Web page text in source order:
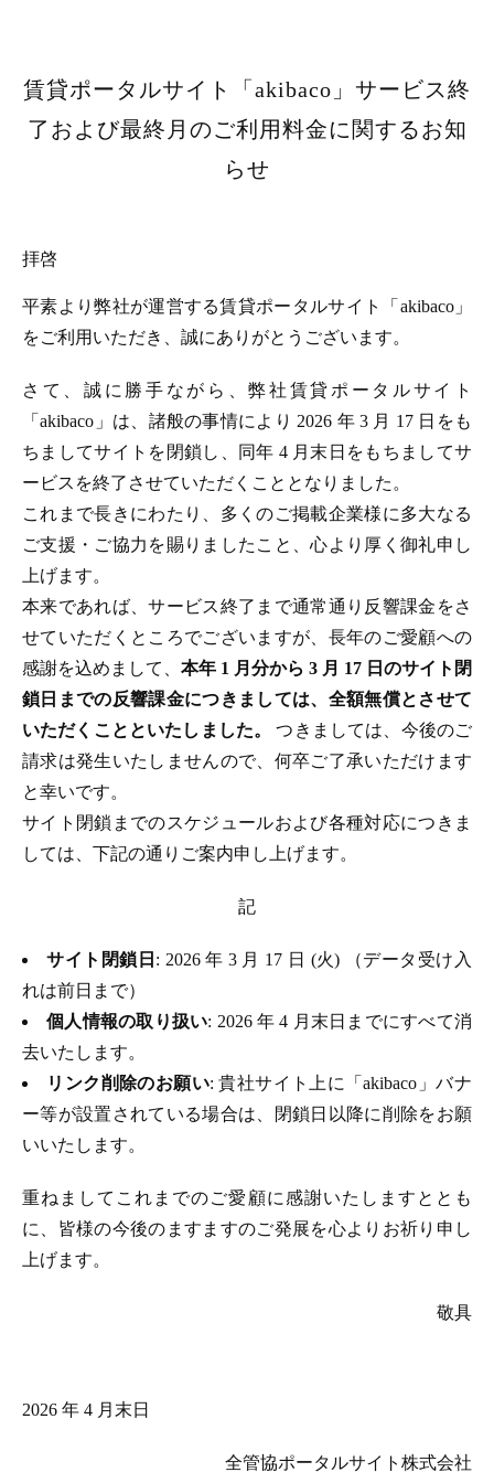
賃貸ポータルサイト「akibaco」サービス終
了および最終月のご利用料金に関するお知
らせ
拝啓
平素より弊社が運営する賃貸ポータルサイト「akibaco」
をご利用いただき、誠にありがとうございます。
さて、誠に勝手ながら、弊社賃貸ポータルサイト
「akibaco」は、諸般の事情により 2026 年 3 月 17 日をも
ちましてサイトを閉鎖し、同年 4 月末日をもちましてサ
ービスを終了させていただくこととなりました。
これまで長きにわたり、多くのご掲載企業様に多大なる
ご支援・ご協力を賜りましたこと、心より厚く御礼申し
上げます。
本来であれば、サービス終了まで通常通り反響課金をさ
せていただくところでございますが、長年のご愛顧への
感謝を込めまして、 本年 1 月分から 3 月 17 日のサイト閉
鎖日までの反響課金につきましては、全額無償とさせて
いただくことといたしました。つきましては、今後のご
請求は発生いたしませんので、何卒ご了承いただけます
と幸いです。
サイト閉鎖までのスケジュールおよび各種対応につきま
しては、下記の通りご案内申し上げます。
記
サイト閉鎖日 : 2026 年 3 月 17 日 (火) （データ受け入
れは前日まで）
個人情報の取り扱い: 2026 年 4 月末日までにすべて消
去いたします。
リンク削除のお願い: 貴社サイト上に「akibaco」バナ
ー等が設置されている場合は、閉鎖日以降に削除をお願
いいたします。
重ねましてこれまでのご愛顧に感謝いたしますととも
に、皆様の今後のますますのご発展を心よりお祈り申し
上げます。
敬具
2026 年 4 月末日
全管協ポータルサイト株式会社